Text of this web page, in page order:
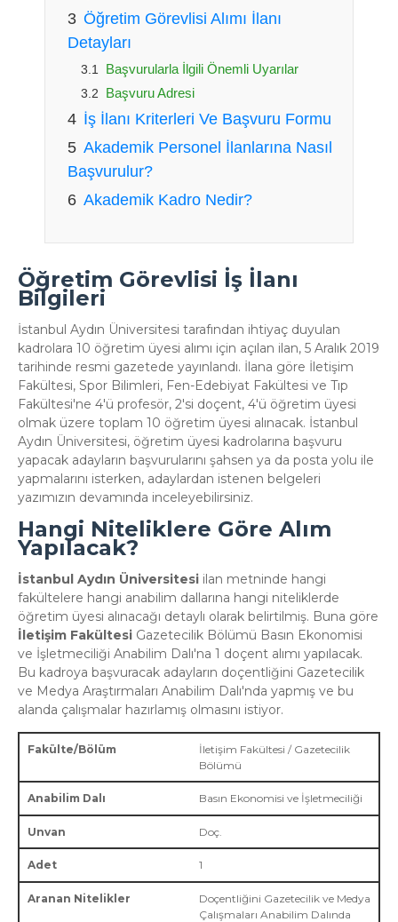
Öğretim Görevlisi Alımı İlanı
Detayları
Başvurularla İlgili Önemli Uyarılar
Başvuru Adresi
İş İlanı Kriterleri Ve Başvuru Formu
Akademik Personel İlanlarına Nasıl
Başvurulur?
Akademik Kadro Nedir?
Öğretim Görevlisi İş İlanı
Bilgileri
İstanbul Aydın Üniversitesi tarafından ihtiyaç duyulan
kadrolara 10 öğretim üyesi alımı için açılan ilan, 5 Aralık 2019
tarihinde resmi gazetede yayınlandı. İlana göre İletişim
Fakültesi, Spor Bilimleri, Fen-Edebiyat Fakültesi ve Tıp
Fakültesi'ne 4'ü profesör, 2'si doçent, 4'ü öğretim üyesi
olmak üzere toplam 10 öğretim üyesi alınacak. İstanbul
Aydın Üniversitesi, öğretim üyesi kadrolarına başvuru
yapacak adayların başvurularını şahsen ya da posta yolu ile
yapmalarını isterken, adaylardan istenen belgeleri
yazımızın devamında inceleyebilirsiniz.
Hangi Niteliklere Göre Alım
Yapılacak?
İstanbul Aydın Üniversitesi ilan metninde hangi
fakültelere hangi anabilim dallarına hangi niteliklerde
öğretim üyesi alınacağı detaylı olarak belirtilmiş. Buna göre
İletişim Fakültesi Gazetecilik Bölümü Basın Ekonomisi
ve İşletmeciliği Anabilim Dalı'na 1 doçent alımı yapılacak.
Bu kadroya başvuracak adayların doçentliğini Gazetecilik
ve Medya Araştırmaları Anabilim Dalı'nda yapmış ve bu
alanda çalışmalar hazırlamış olmasını istiyor.
İletişim Fakültesi / Gazetecilik
Bölümü
Basın Ekonomisi ve İşletmeciliği
Doç.
1
Doçentliğini Gazetecilik ve Medya
Çalışmaları Anabilim Dalında